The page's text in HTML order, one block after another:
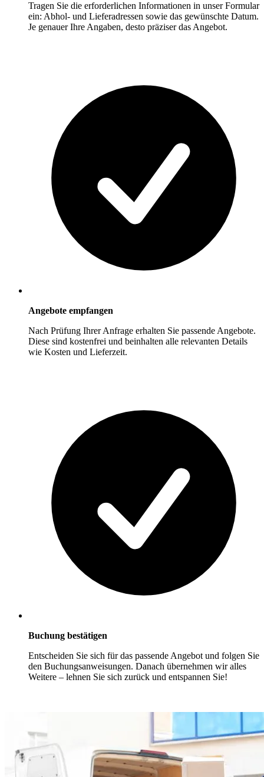
Tragen Sie die erforderlichen Informationen in unser Formular
ein: Abhol- und Lieferadressen sowie das gewünschte Datum.
Je genauer Ihre Angaben, desto präziser das Angebot.
Angebote empfangen
Nach Prüfung Ihrer Anfrage erhalten Sie passende Angebote.
Diese sind kostenfrei und beinhalten alle relevanten Details
wie Kosten und Lieferzeit.
Buchung bestätigen
Entscheiden Sie sich für das passende Angebot und folgen Sie
den Buchungsanweisungen. Danach übernehmen wir alles
Weitere – lehnen Sie sich zurück und entspannen Sie!